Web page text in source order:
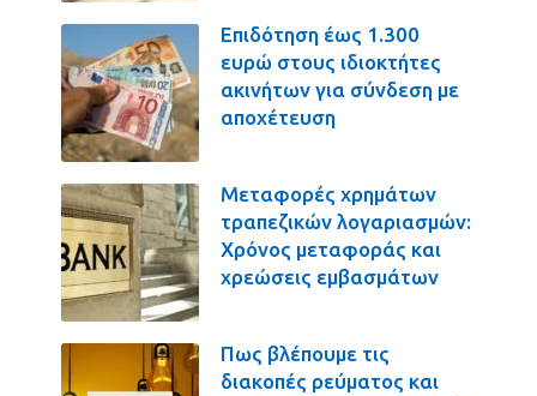
Επιδότηση έως 1.300
ευρώ στους ιδιοκτήτες
ακινήτων για σύνδεση με
αποχέτευση
Μεταφορές χρημάτων
τραπεζικών λογαριασμών:
Χρόνος μεταφοράς και
χρεώσεις εμβασμάτων
Πως βλέπουμε τις
διακοπές ρεύματος και